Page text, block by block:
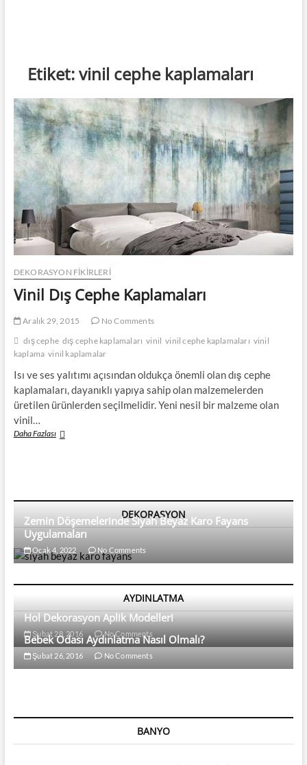
Etiket:vinil cephe kaplamaları
DEKORASYON FİKİRLERİ
Vinil Dış Cephe Kaplamaları
Aralık 29, 2015
No Comments
dış cephe dış cephe kaplamaları vinil vinil cephe kaplamaları vinil
kaplama vinil kaplamalar
Isı ve ses yalıtımı açısından oldukça önemli olan dış cephe
kaplamaları, dayanıklı yapıya sahip olan malzemelerden
üretilen ürünlerden seçilmelidir. Yeni nesil bir malzeme olan
vinil…
Daha FazlasıVinil
DEKORASYON
Zemin Döşemelerinde Siyah Beyaz Karo Fayans
Uygulamaları
Ocak 4, 2022 No Comments
AYDINLATMA
Hol Dekorasyon Aplik Modelleri
Şubat 28, 2016 No Comments
Bebek Odası Aydınlatma Nasıl Olmalı?
Şubat 26, 2016 No Comments
BANYO